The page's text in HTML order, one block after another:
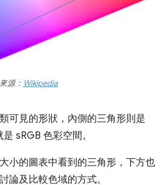
來源： Wikipedia
可見的形狀，內側的三角形則是
sRGB 色彩空間。
小的圖表中看到的三角形，下方也
論及比較色域的方式。